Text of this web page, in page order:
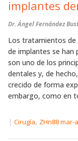
implantes
Dr. Ángel Fernández
Los tratamientos de
de implantes se han
son uno de los
dentales y, de
crecido de forma
embargo, como en
| Cirugía, ZHn88 mar-